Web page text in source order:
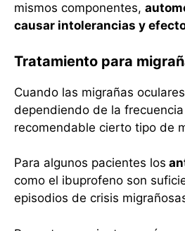
mismos componentes,
causar intolerancias y
Tratamiento para
Cuando las migrañas
dependiendo de la
recomendable cierto tipo de
Para algunos pacientes los
como el ibuprofeno son
episodios de crisis